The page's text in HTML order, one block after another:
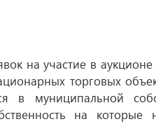
на участие в
торговых
в муниципальной
на которые